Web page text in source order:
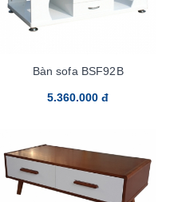
Bàn sofa BSF92B
5.360.000 đ